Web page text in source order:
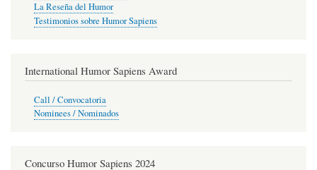
La Reseña del Humor
Testimonios sobre Humor Sapiens
International Humor Sapiens Award
Call / Convocatoria
Nominees / Nominados
Concurso Humor Sapiens 2024